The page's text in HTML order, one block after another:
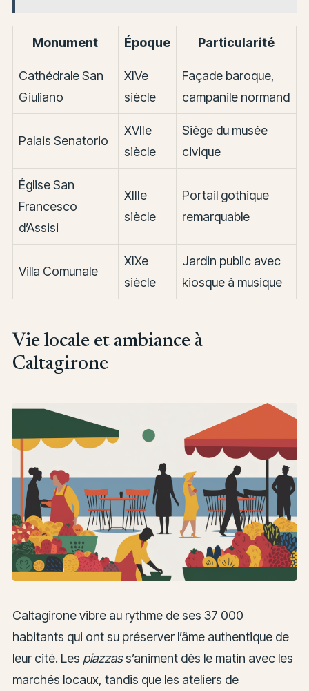
Monument Époque Particularité
Cathédrale San
Giuliano
XIVe
siècle
Façade baroque,
campanile normand
Palais Senatorio
XVIIe
siècle
Siège du musée
civique
Église San
Francesco
d’Assisi
XIIIe
siècle
Portail gothique
remarquable
Villa Comunale
XIXe
siècle
Jardin public avec
kiosque à musique
Vie locale et ambiance à
Caltagirone
Caltagirone vibre au rythme de ses 37 000
habitants qui ont su préserver l’âme authentique de
leur cité. Les piazzass’animent dès le matin avec les
marchés locaux, tandis que les ateliers de